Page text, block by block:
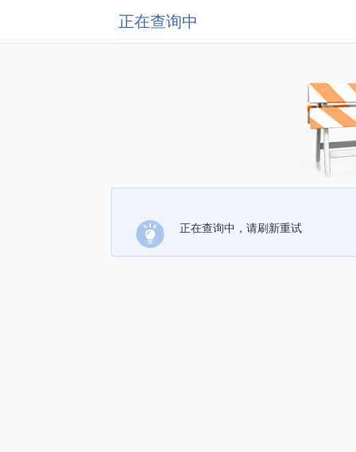
正在查询中
正在查询中，请刷新重试